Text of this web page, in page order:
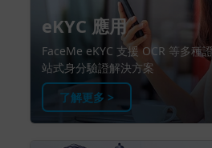
eKYC 應用
FaceMe eKYC 支援 OCR 等多種
站式身分驗證解決方案
了解更多 >